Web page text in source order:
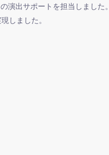
演出サポートを担当しました。
しました。